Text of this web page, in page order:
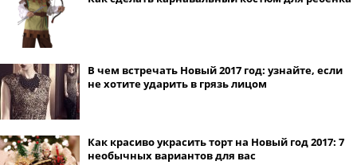
В чем встречать Новый 2017 год: узнайте, если
не хотите ударить в грязь лицом
Как красиво украсить торт на Новый год 2017: 7
необычных вариантов для вас